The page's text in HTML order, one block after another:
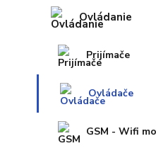
Ovládanie
Prijímače
Ovládače
GSM - Wifi